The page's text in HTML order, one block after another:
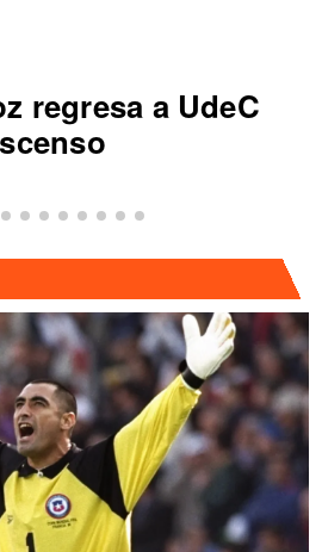
récord en Liga
vencer a Everton